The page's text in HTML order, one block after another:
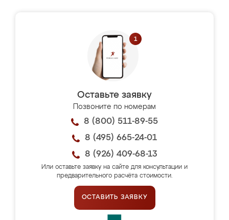
Оставьте заявку
Позвоните по номерам
8 (800) 511-89-55
8 (495) 665-24-01
8 (926) 409-68-13
Или оставьте заявку на сайте для консультации и
предварительного расчёта стоимости.
ОСТАВИТЬ ЗАЯВКУ